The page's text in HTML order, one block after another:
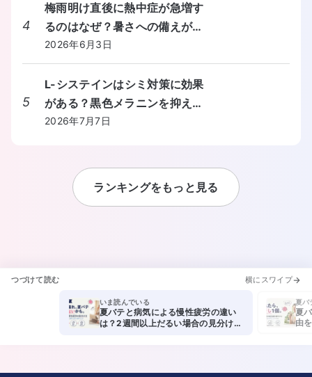
4
梅雨明け直後に熱中症が急増す
るのはなぜ？暑さへの備えが間
に合わないときの対処法を教え
てください。
2026年6月3日
5
L-システインはシミ対策に効果
がある？黒色メラニンを抑える
しくみと食事からの摂り方を教
2026年7月7日
ランキングをもっと見る
つづけて読む 横にスワイプ
いま読んでいる
夏バテと病気による慢性疲労の違い
は？2週間以上だるい場合の見分け方
夏バ
夏
由